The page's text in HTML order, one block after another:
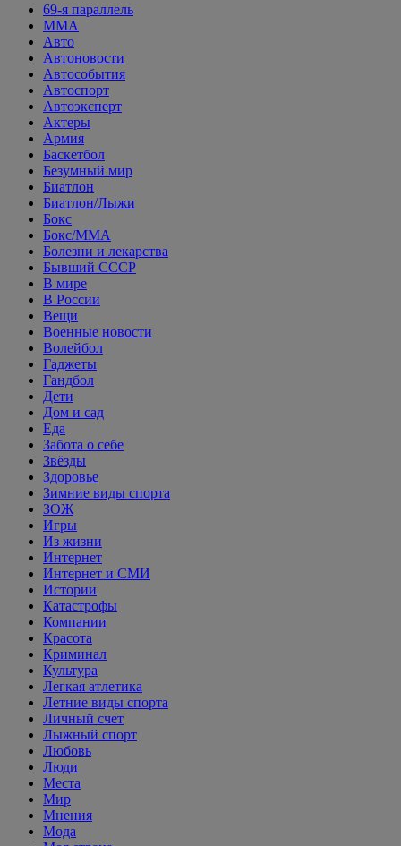
69-я параллель
MMA
Авто
Автоновости
Автособытия
Автоспорт
Автоэксперт
Актеры
Армия
Баскетбол
Безумный мир
Биатлон
Биатлон/Лыжи
Бокс
Бокс/MMA
Болезни и лекарства
Бывший СССР
В мире
В России
Вещи
Военные новости
Волейбол
Гаджеты
Гандбол
Дети
Дом и сад
Еда
Забота о себе
Звёзды
Здоровье
Зимние виды спорта
ЗОЖ
Игры
Из жизни
Интернет
Интернет и СМИ
Истории
Катастрофы
Компании
Красота
Криминал
Культура
Легкая атлетика
Летние виды спорта
Личный счет
Лыжный спорт
Любовь
Люди
Места
Мир
Мнения
Мода